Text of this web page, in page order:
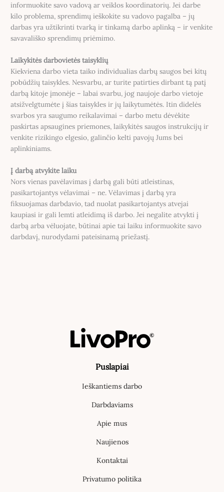
informuokite savo vadovą ar veiklos koordinatorių. Jei darbe
kilo problema, sprendimų ieškokite su vadovo pagalba – jų
darbas yra užtikrinti tvarką ir tinkamą darbo aplinką – ir venkite
savavališko sprendimų priėmimo.
Laikykitės darbovietės taisyklių
Kiekviena darbo vieta taiko individualias darbų saugos bei kitų
pobūdžių taisykles. Nesvarbu, ar turite patirties dirbant tą patį
darbą kitoje įmonėje – labai svarbu, jog naujoje darbo vietoje
atsižvelgtumėte į šias taisykles ir jų laikytumėtės. Itin didelės
svarbos yra saugumo reikalavimai – darbo metu dėvėkite
paskirtas apsaugines priemones, laikykitės saugos instrukcijų ir
venkite rizikingo elgesio, galinčio kelti pavojų Jums bei
aplinkiniams.
Į darbą atvykite laiku
Nors vienas pavėlavimas į darbą gali būti atleistinas,
pasikartojantys vėlavimai – ne. Vėlavimas į darbą yra
fiksuojamas darbdavio, tad nuolat pasikartojantys atvejai
kaupiasi ir gali lemti atleidimą iš darbo. Jei negalite atvykti į
darbą arba vėluojate, būtinai apie tai laiku informuokite savo
darbdavį, nurodydami pateisinamą priežastį.
Puslapiai
Ieškantiems darbo
Darbdaviams
Apie mus
Naujienos
Kontaktai
Privatumo politika